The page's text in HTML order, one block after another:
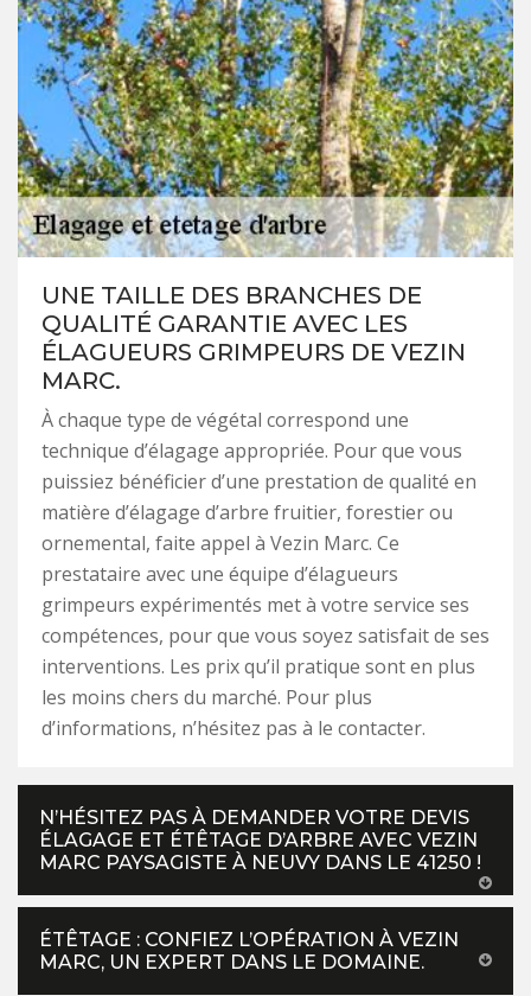
UNE TAILLE DES BRANCHES DE
QUALITÉ GARANTIE AVEC LES
ÉLAGUEURS GRIMPEURS DE VEZIN
MARC.
À chaque type de végétal correspond une
technique d’élagage appropriée. Pour que vous
puissiez bénéficier d’une prestation de qualité en
matière d’élagage d’arbre fruitier, forestier ou
ornemental, faite appel à Vezin Marc. Ce
prestataire avec une équipe d’élagueurs
grimpeurs expérimentés met à votre service ses
compétences, pour que vous soyez satisfait de ses
interventions. Les prix qu’il pratique sont en plus
les moins chers du marché. Pour plus
d’informations, n’hésitez pas à le contacter.
N’HÉSITEZ PAS À DEMANDER VOTRE DEVIS
ÉLAGAGE ET ÉTÊTAGE D’ARBRE AVEC VEZIN
MARC PAYSAGISTE À NEUVY DANS LE 41250 !
ÉTÊTAGE : CONFIEZ L’OPÉRATION À VEZIN
MARC, UN EXPERT DANS LE DOMAINE.